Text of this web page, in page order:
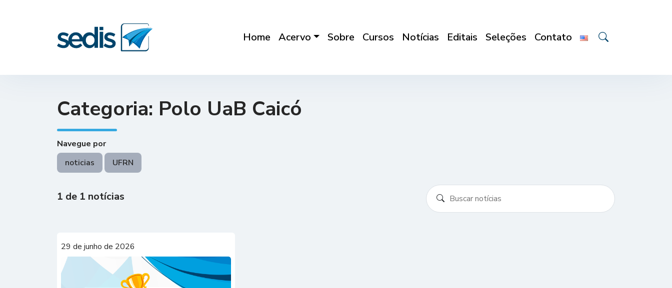
Home Acervo Sobre Cursos Notícias Editais Seleções Contato
Categoria: Polo UaB Caicó
Navegue por
noticias
UFRN
1 de 1 notícias
29 de junho de 2026